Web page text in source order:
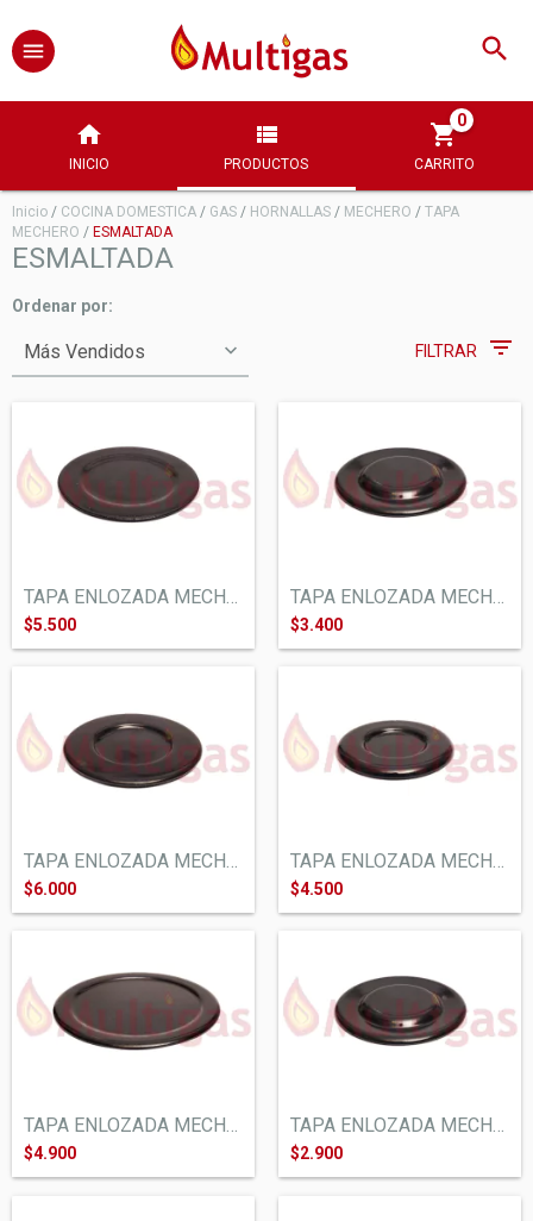
INICIO PRODUCTOS CARRITO
0
Inicio / COCINA DOMESTICA / GAS / HORNALLAS / MECHERO / TAPA
MECHERO / ESMALTADA
ESMALTADA
Ordenar por:
FILTRAR
TAPA ENLOZADA MECHERO COCINA ESCORIAL. G...
$5.500
TAPA ENLOZADA MECHERO COCINA VOLCAN ORBI...
$3.400
TAPA ENLOZADA MECHERO COCINA ESCORIAL. G...
$6.000
TAPA ENLOZADA MECHERO COCINA ORBIS LONGV...
$4.500
TAPA ENLOZADA MECHERO COCINA ORBIS CONVE...
$4.900
TAPA ENLOZADA MECHERO COCINA VOLCAN ORBI...
$2.900